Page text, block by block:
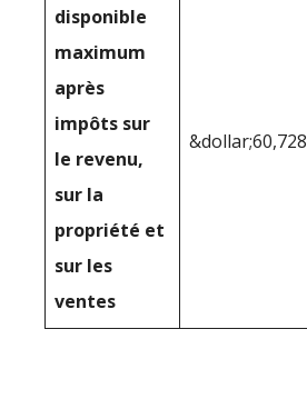
disponible
maximum
après
impôts sur
le revenu,
sur la
propriété et
sur les
ventes
&dollar;60,728